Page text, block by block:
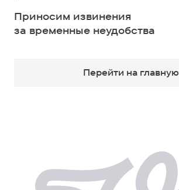
Приносим извинения
за временные неудобства
Перейти на главную